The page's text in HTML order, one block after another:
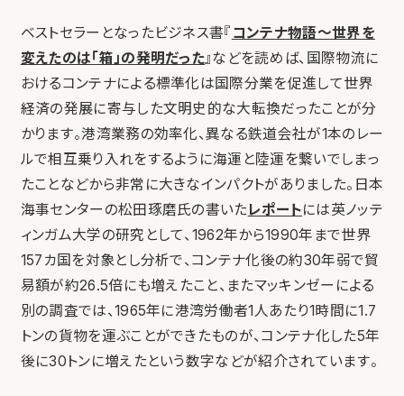
ベストセラーとなったビジネス書『 コンテナ物語〜世界を
変えたのは「箱」の発明だった』などを読めば、国際物流に
おけるコンテナによる標準化は国際分業を促進して世界
経済の発展に寄与した文明史的な大転換だったことが分
かります。港湾業務の効率化、異なる鉄道会社が1本のレー
ルで相互乗り入れをするように海運と陸運を繋いでしまっ
たことなどから非常に大きなインパクトがありました。日本
海事センターの松田琢磨氏の書いたレポートには英ノッテ
ィンガム大学の研究として、1962年から1990年まで世界
157カ国を対象とし分析で、コンテナ化後の約30年弱で貿
易額が約26.5倍にも増えたこと、またマッキンゼーによる
別の調査では、1965年に港湾労働者1人あたり1時間に1.7
トンの貨物を運ぶことができたものが、コンテナ化した5年
後に30トンに増えたという数字などが紹介されています。